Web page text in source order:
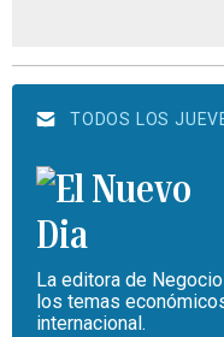
TODOS LOS
La editora de
los temas
internacional.